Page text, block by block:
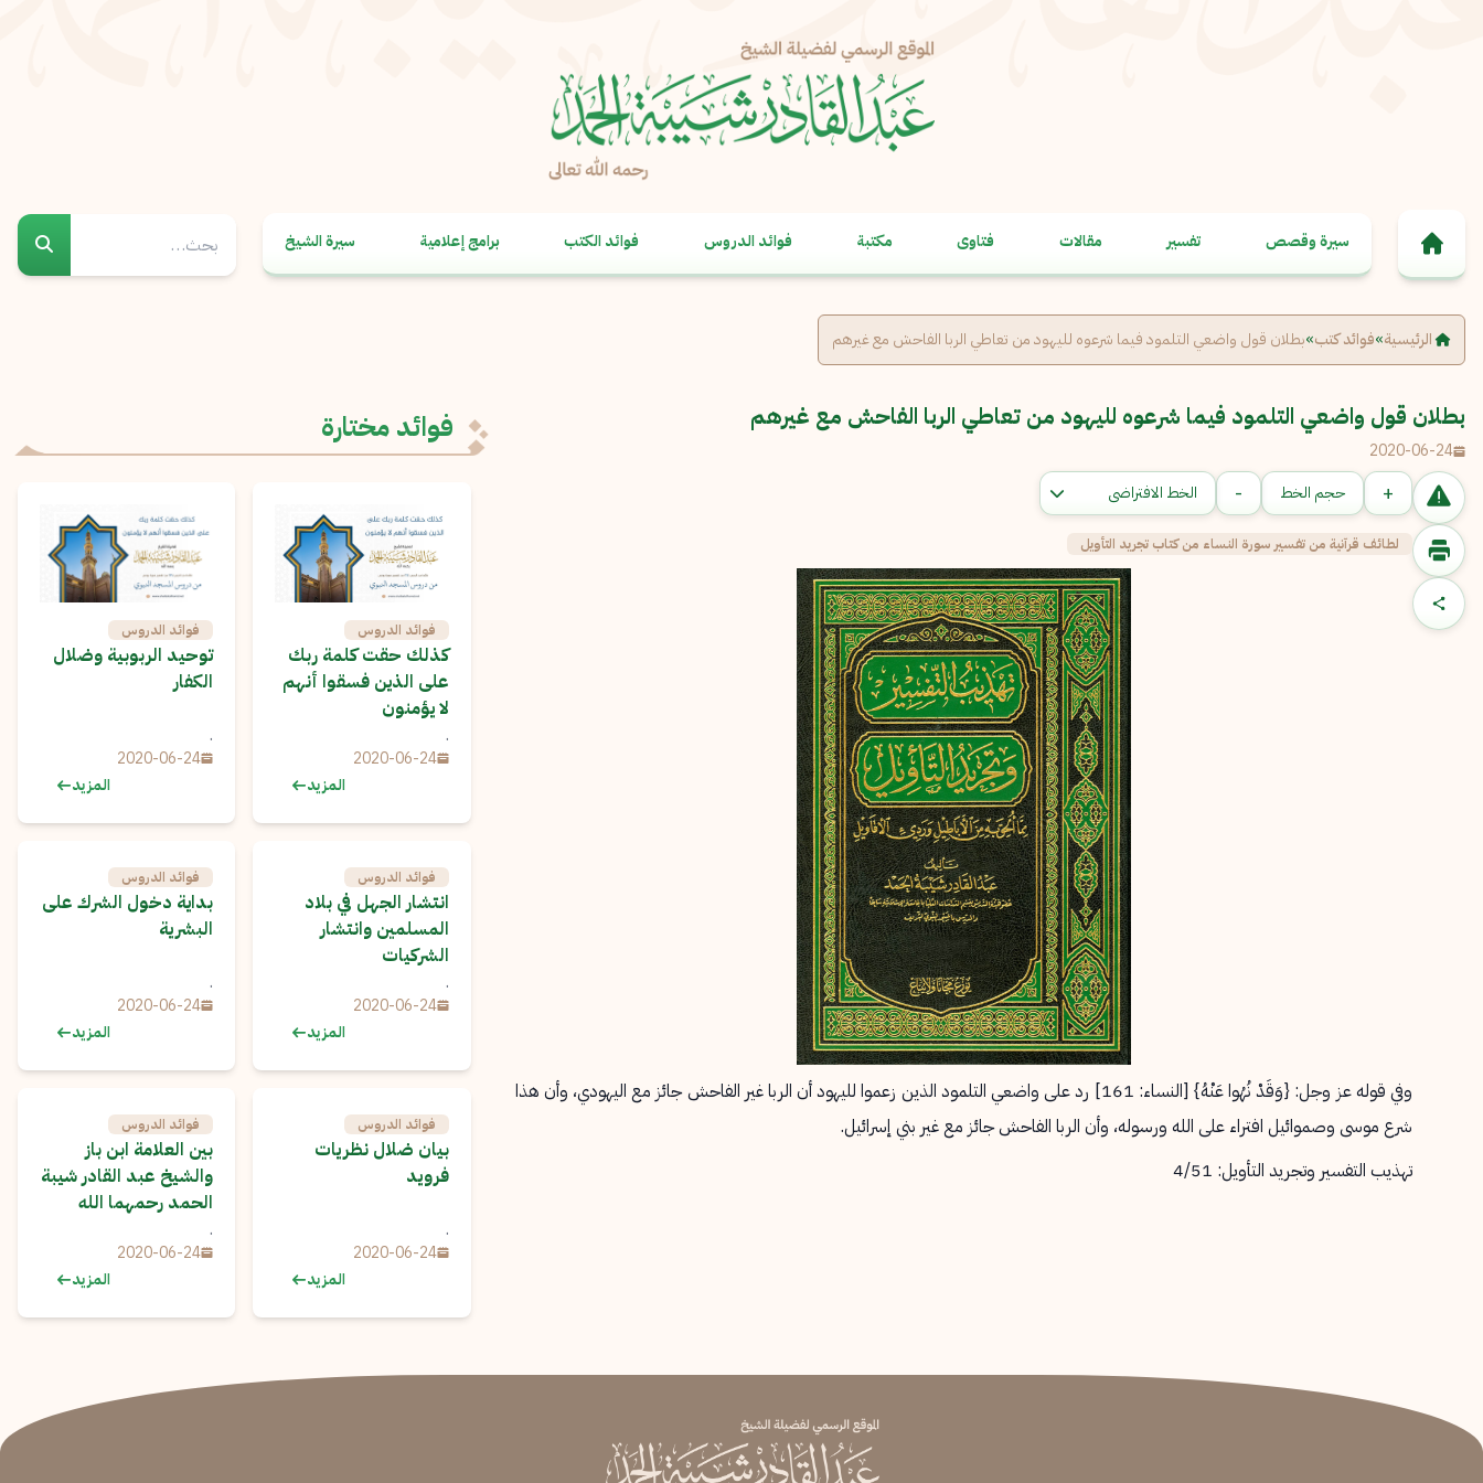
سيرة وقصص تفسير مقالات فتاوى مكتبة فوائد الدروس فوائد الكتب برامج إعلامية سيرة الشيخ
الرئيسية»فوائد كتب»بطلان قول واضعي التلمود فيما شرعوه لليهود من تعاطي الربا الفاحش مع غيرهم
بطلان قول واضعي التلمود فيما شرعوه لليهود من تعاطي الربا الفاحش مع غيرهم
2020-06-24
الإبلاغ عن مشكلة
البريد الإلكتروني*
الرسالة*
نسخ
+ حجم الخط -
لطائف قرآنية من تفسير سورة النساء من كتاب تجريد التأويل
وفي قوله عز وجل: {وَقَدْ نُهُوا عَنْهُ} [النساء: 161] رد على واضعي التلمود الذين زعموا لليهود أن الربا غير الفاحش جائز مع اليهودي، وأن هذا
شرع موسى وصموائيل افتراء على الله ورسوله، وأن الربا الفاحش جائز مع غير بني إسرائيل.
تهذيب التفسير وتجريد التأويل: 4/51
فوائد مختارة
فوائد الدروس
كذلك حقت كلمة ربك
على الذين فسقوا أنهم
لا يؤمنون
.
2020-06-24
المزيد
فوائد الدروس
توحيد الربوبية وضلال
الكفار
.
2020-06-24
المزيد
فوائد الدروس
انتشار الجهل في بلاد
المسلمين وانتشار
الشركيات
.
2020-06-24
المزيد
فوائد الدروس
بداية دخول الشرك على
البشرية
.
2020-06-24
المزيد
فوائد الدروس
بيان ضلال نظريات
فرويد
.
2020-06-24
المزيد
فوائد الدروس
بين العلامة ابن باز
والشيخ عبد القادر شيبة
الحمد رحمهما الله
.
2020-06-24
المزيد